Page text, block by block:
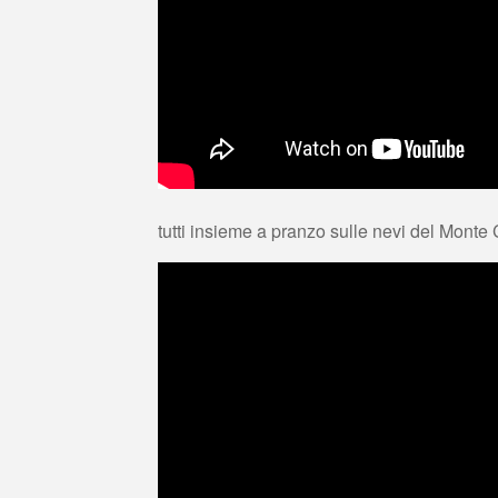
tutti insieme a pranzo sulle nevi del Monte